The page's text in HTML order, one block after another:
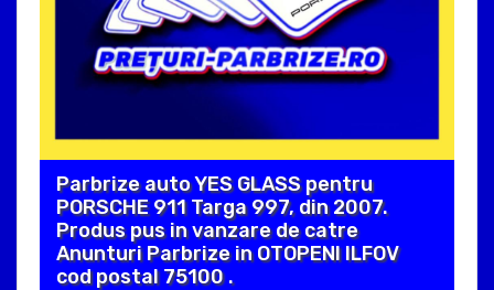
Parbrize auto YES GLASS pentru
PORSCHE 911 Targa 997, din 2007.
Produs pus in vanzare de catre
Anunturi Parbrize in OTOPENI ILFOV
cod postal 75100 .